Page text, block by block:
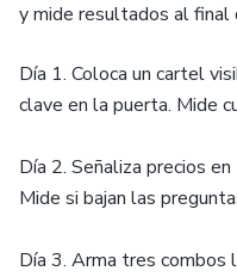
y mide resultados al final
Día 1. Coloca un cartel
clave en la puerta. Mide
Día 2. Señaliza precios
Mide si bajan las
Día 3. Arma tres